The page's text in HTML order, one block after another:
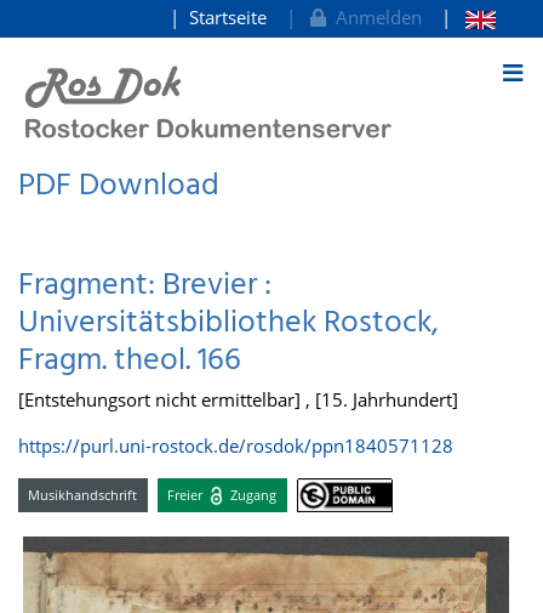
zum Inhalt
Startseite Anmelden
PDF Download
Fragment: Brevier :
Universitätsbibliothek Rostock,
Fragm. theol. 166
[Entstehungsort nicht ermittelbar] , [15. Jahrhundert]
https://purl.uni-rostock.de/rosdok/ppn1840571128
Musikhandschrift Freier Zugang